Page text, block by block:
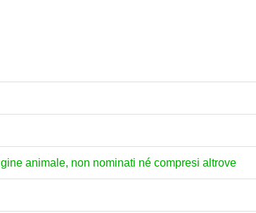
animale, non nominati né compresi altrove